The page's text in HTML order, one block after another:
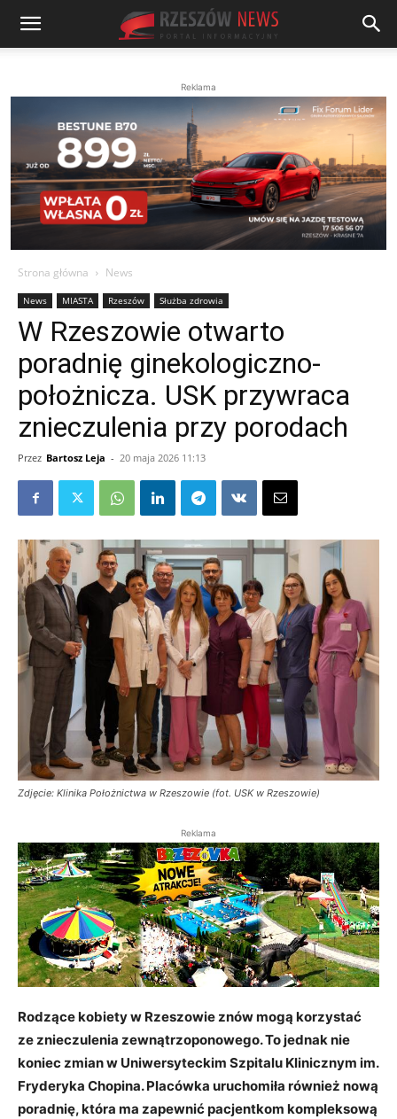
Reklama
Strona główna News
News MIASTA Rzeszów Służba zdrowia
W Rzeszowie otwarto
poradnię ginekologiczno-
położnicza. USK przywraca
znieczulenia przy porodach
Przez Bartosz Leja - 20 maja 2026 11:13
Zdjęcie: Klinika Położnictwa w Rzeszowie (fot. USK w Rzeszowie)
Reklama
Rodzące kobiety w Rzeszowie znów mogą korzystać
ze znieczulenia zewnątrzoponowego. To jednak nie
koniec zmian w Uniwersyteckim Szpitalu Klinicznym im.
Fryderyka Chopina. Placówka uruchomiła również nową
poradnię, która ma zapewnić pacjentkom kompleksową